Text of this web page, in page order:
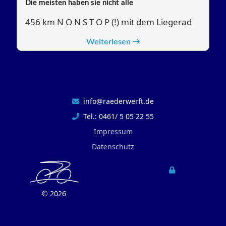
Die meisten haben sie nicht alle
456 km N O N S T O P (!) mit dem Liegerad
Weiterlesen
info@raederwerft.de
Tel.: 0461/ 5 05 22 55
Impressum
Datenschutz
© 2026